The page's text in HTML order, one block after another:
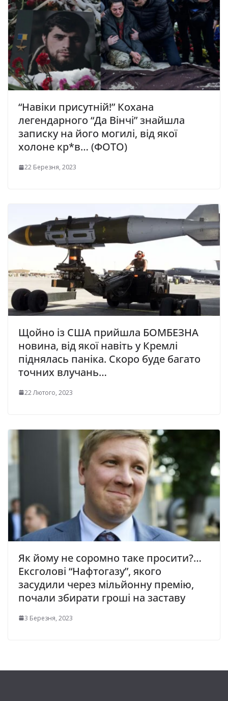
“Навіки присутній!” Кохана
легендарного “Да Вінчі” знайшла
записку на його могилі, від якої
холоне кр*в… (ФОТО)
22 Березня, 2023
Щойно із США прийшла БОМБЕЗНА
новина, від якої навіть у Кремлі
піднялась паніка. Скоро буде багато
точних влучань…
22 Лютого, 2023
Як йому не соромно таке просити?…
Ексголові “Нафтогазу”, якого
засудили через мільйонну премію,
почали збирати гроші на заставу
3 Березня, 2023